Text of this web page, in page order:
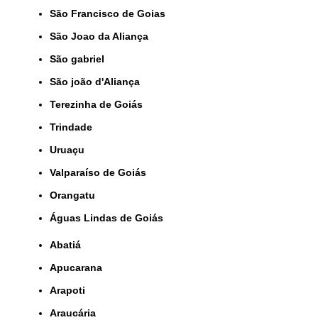
São Francisco de Goias
São Joao da Aliança
São gabriel
São joão d'Aliança
Terezinha de Goiás
Trindade
Uruaçu
Valparaíso de Goiás
orangatu
Águas Lindas de Goiás
Abatiá
Apucarana
Arapoti
Araucária